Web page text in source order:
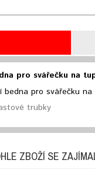
pro svářečku na
pro svářečku
trubky
ZBOŽÍ SE